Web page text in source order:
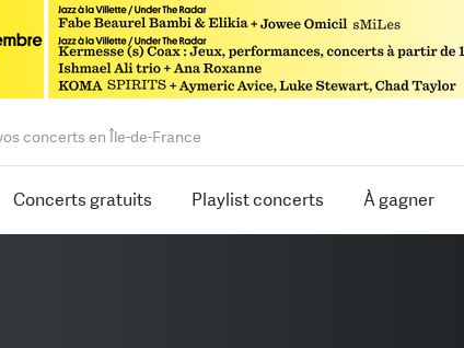
concerts en Île-de-France
Concerts gratuits Playlist concerts À gagner